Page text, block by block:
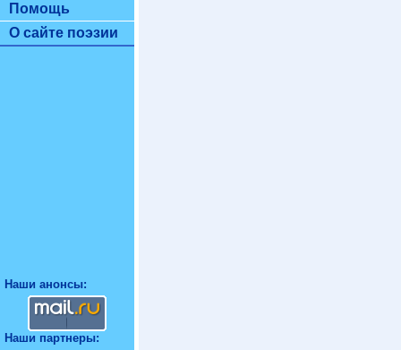
Помощь
О сайте поэзии
Наши анонсы:
Наши партнеры: